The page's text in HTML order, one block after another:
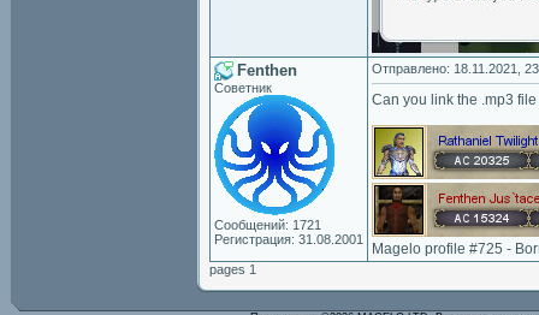
Fenthen
Советник
Сообщений: 1721
Регистрация: 31.08.2001
Отправлено: 18.11.2021,
Can you link the .mp3
Magelo profile #725 -
pages 1